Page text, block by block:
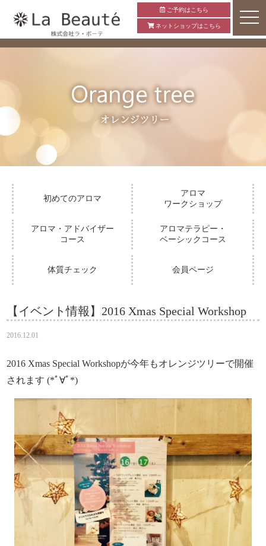
ご予約はこちら
ネットショップはこちら
初めてのアロマ
アロマ
ワークショップ
アロマ・アドバイザー
コース
アロマテラピー・
ベーシックコース
体質チェック 会員ページ
【イベント情報】2016 Xmas Special Workshop
2016.12.01
2016 Xmas Special Workshopが今年もオレンジツリーで開催
されます (*ﾟ∀ﾟ*)